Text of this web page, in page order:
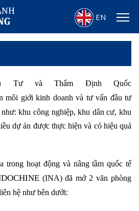
EN
Tư và Thẩm Định Quốc
môi giới kinh doanh và tư vấn đầu tư
khu công nghiệp, khu dân cư, khu
dự án được thực hiện và có hiệu quả
trong hoạt động và nâng tầm quốc tế
(INA) đã mở 2 văn phòng
hệ như bên dưới: